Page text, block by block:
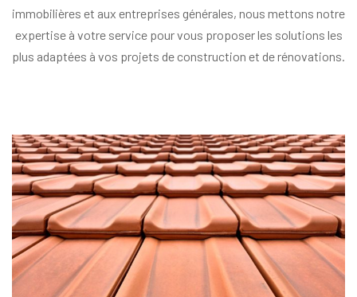
immobilières et aux entreprises générales, nous mettons notre
expertise à votre service pour vous proposer les solutions les
plus adaptées à vos projets de construction et de rénovations.